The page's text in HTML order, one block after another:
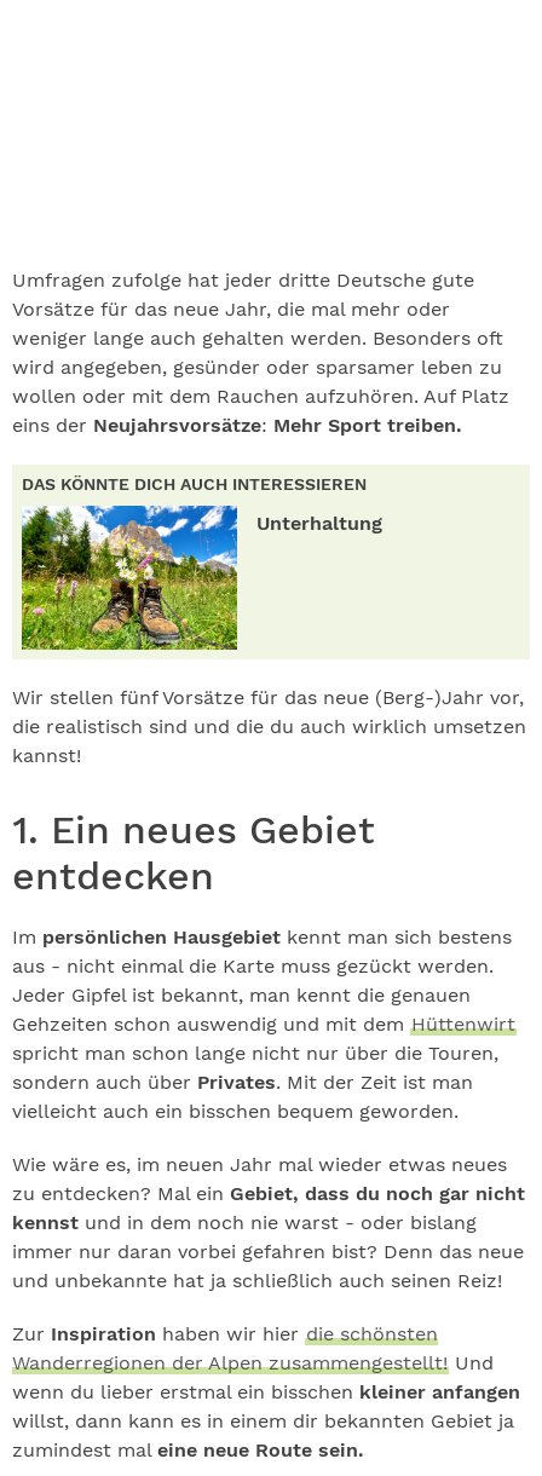
Umfragen zufolge hat jeder dritte Deutsche gute
Vorsätze für das neue Jahr, die mal mehr oder
weniger lange auch gehalten werden. Besonders oft
wird angegeben, gesünder oder sparsamer leben zu
wollen oder mit dem Rauchen aufzuhören. Auf Platz
eins der Neujahrsvorsätze: Mehr Sport treiben.
DAS KÖNNTE DICH AUCH INTERESSIEREN
Unterhaltung
Wir stellen fünf Vorsätze für das neue (Berg-)Jahr vor,
die realistisch sind und die du auch wirklich umsetzen
kannst!
1. Ein neues Gebiet
entdecken
Im persönlichen Hausgebiet kennt man sich bestens
aus - nicht einmal die Karte muss gezückt werden.
Jeder Gipfel ist bekannt, man kennt die genauen
Gehzeiten schon auswendig und mit dem Hüttenwirt
spricht man schon lange nicht nur über die Touren,
sondern auch über Privates. Mit der Zeit ist man
vielleicht auch ein bisschen bequem geworden.
Wie wäre es, im neuen Jahr mal wieder etwas neues
zu entdecken? Mal ein Gebiet, dass du noch gar nicht
kennst und in dem noch nie warst - oder bislang
immer nur daran vorbei gefahren bist? Denn das neue
und unbekannte hat ja schließlich auch seinen Reiz!
Zur Inspiration haben wir hier die schönsten
Wanderregionen der Alpen zusammengestellt! Und
wenn du lieber erstmal ein bisschen kleiner anfangen
willst, dann kann es in einem dir bekannten Gebiet ja
zumindest mal eine neue Route sein.